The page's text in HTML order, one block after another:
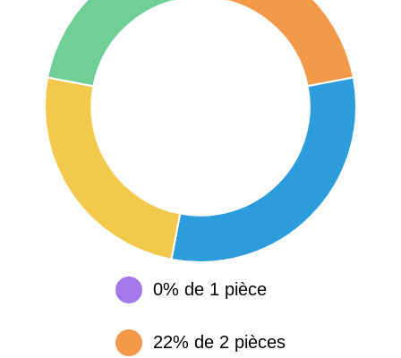
Paris
arrondissement
15 155 €
83000 - Toulon
38000 - Grenoble 3 382 €
0% de 1 pièce
22% de 2 pièces